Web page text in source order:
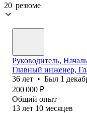
20 резюме
Руководитель,
Главный инженер,
36 лет • Был 1
200 000 ₽
Общий опыт
13 лет 10 месяцев